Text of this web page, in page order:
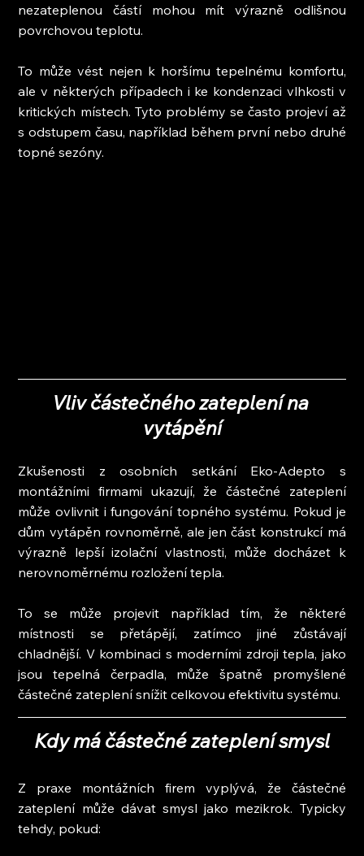
nezateplenou částí mohou mít výrazně odlišnou
povrchovou teplotu.
To může vést nejen k horšímu tepelnému komfortu,
ale v některých případech i ke kondenzaci vlhkosti v
kritických místech. Tyto problémy se často projeví až
s odstupem času, například během první nebo druhé
topné sezóny.
Vliv částečného zateplení na
vytápění
Zkušenosti z osobních setkání Eko-Adepto s
montážními firmami ukazují, že částečné zateplení
může ovlivnit i fungování topného systému. Pokud je
dům vytápěn rovnoměrně, ale jen část konstrukcí má
výrazně lepší izolační vlastnosti, může docházet k
nerovnoměrnému rozložení tepla.
To se může projevit například tím, že některé
místnosti se přetápějí, zatímco jiné zůstávají
chladnější. V kombinaci s moderními zdroji tepla, jako
jsou tepelná čerpadla, může špatně promyšlené
částečné zateplení snížit celkovou efektivitu systému.
Kdy má částečné zateplení smysl
Z praxe montážních firem vyplývá, že částečné
zateplení může dávat smysl jako mezikrok. Typicky
tehdy, pokud: